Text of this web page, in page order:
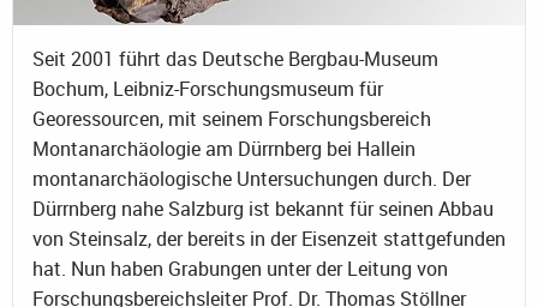
Seit 2001 führt das Deutsche Bergbau-Museum
Bochum, Leibniz-Forschungsmuseum für
Georessourcen, mit seinem Forschungsbereich
Montanarchäologie am Dürrnberg bei Hallein
montanarchäologische Untersuchungen durch. Der
Dürrnberg nahe Salzburg ist bekannt für seinen Abbau
von Steinsalz, der bereits in der Eisenzeit stattgefunden
hat. Nun haben Grabungen unter der Leitung von
Forschungsbereichsleiter Prof. Dr. Thomas Stöllner